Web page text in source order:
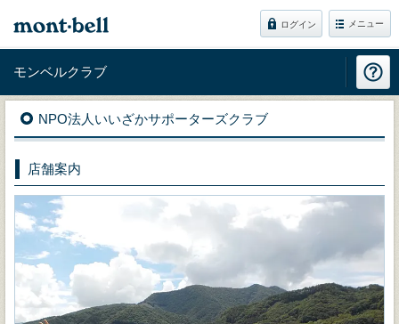
ログイン メニュー
モンベルクラブ
NPO法人いいざかサポーターズクラブ
店舗案内